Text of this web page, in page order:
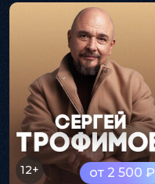
от 2 500 ₽
12+